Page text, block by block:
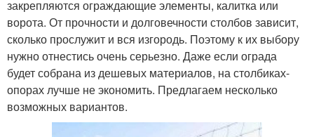
закрепляются ограждающие элементы, калитка или
ворота. От прочности и долговечности столбов зависит,
сколько прослужит и вся изгородь. Поэтому к их выбору
нужно отнестись очень серьезно. Даже если ограда
будет собрана из дешевых материалов, на столбиках-
опорах лучше не экономить. Предлагаем несколько
возможных вариантов.